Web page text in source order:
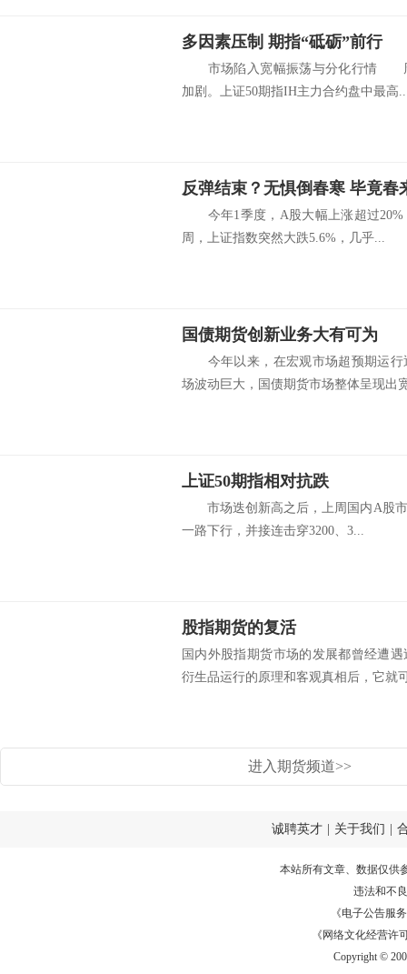
多因素压制 期指“砥砺”前行
市场陷入宽幅振荡与分化行情 周
加剧。上证50期指IH主力合约盘中最高
反弹结束？无惧倒春寒 毕竟春
今年1季度，A股大幅上涨超过20%
周，上证指数突然大跌5.6%，几乎...
国债期货创新业务大有可为
今年以来，在宏观市场超预期运行
场波动巨大，国债期货市场整体呈现出
上证50期指相对抗跌
市场迭创新高之后，上周国内A股市
一路下行，并接连击穿3200、3...
股指期货的复活
国内外股指期货市场的发展都曾经遭
衍生品运行的原理和客观真相后，它就
进入期货频道>>
诚聘英才 关于我们
本站所有文章、数据仅供
违法和不
《电子公告服务
《网络文化经营许
Copyright ©